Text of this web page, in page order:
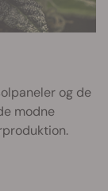
og de
modne